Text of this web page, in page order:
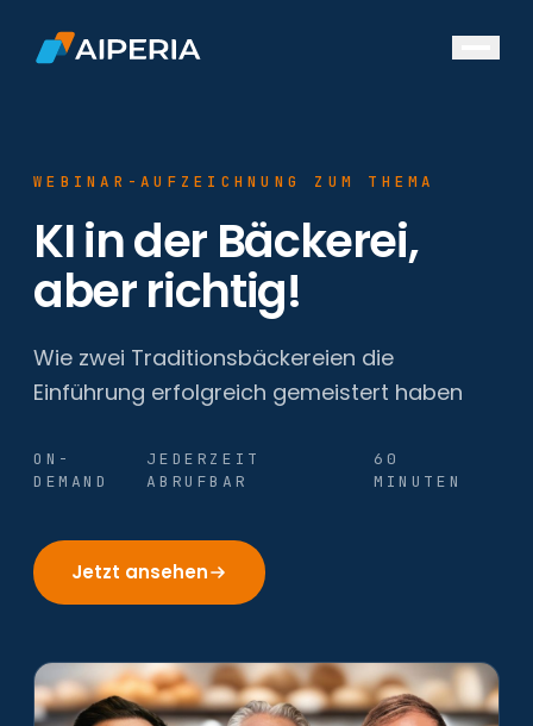
Bäckereien
Supermärkte
Ressourcen
Unsere Whitepaper
Events
News
Karriere
Kontakt
WEBINAR-AUFZEICHNUNG ZUM THEMA
KI in der Bäckerei,
aber richtig!
Wie zwei Traditionsbäckereien die
Einführung erfolgreich gemeistert haben
ON-
DEMAND
JEDERZEIT
ABRUFBAR
60
MINUTEN
Jetzt ansehen